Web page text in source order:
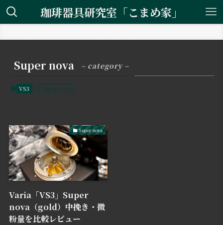
珈琲器具研究室「こまめ家」
Super nova – category –
VS3 Super nova
Super nova
Varia「VS3」Super
nova（gold）中挽き・微
粉量を比較レビュー